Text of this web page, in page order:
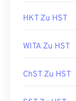
HKT Zu HST
WITA Zu HST
ChST Zu HST